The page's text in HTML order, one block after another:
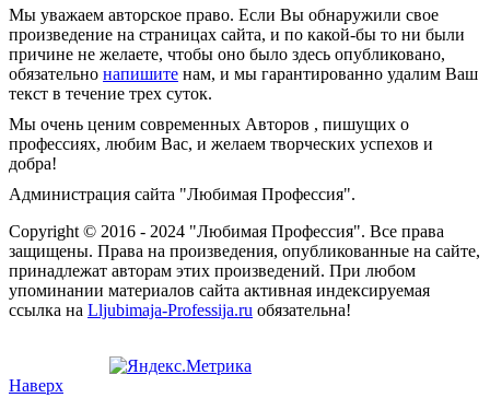
Мы уважаем авторское право. Если Вы обнаружили свое
произведение на страницах сайта, и по какой-бы то ни были
причине не желаете, чтобы оно было здесь опубликовано,
обязательно напишите нам, и мы гарантированно удалим Ваш
текст в течение трех суток.
Мы очень ценим современных Авторов , пишущих о
профессиях, любим Вас, и желаем творческих успехов и
добра!
Администрация сайта "Любимая Профессия".
Copyright © 2016 - 2024 "Любимая Профессия". Все права
защищены. Права на произведения, опубликованные на сайте,
принадлежат авторам этих произведений. При любом
упоминании материалов сайта активная индексируемая
ссылка на Lljubimaja-Professija.ru обязательна!
Наверх